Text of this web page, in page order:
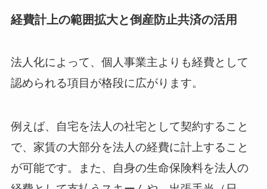
経費計上の範囲拡大と倒産防止共済の活用
法人化によって、個人事業主よりも経費として
認められる項目が格段に広がります。
例えば、自宅を法人の社宅として契約すること
で、家賃の大部分を法人の経費に計上すること
が可能です。また、自身の生命保険料を法人の